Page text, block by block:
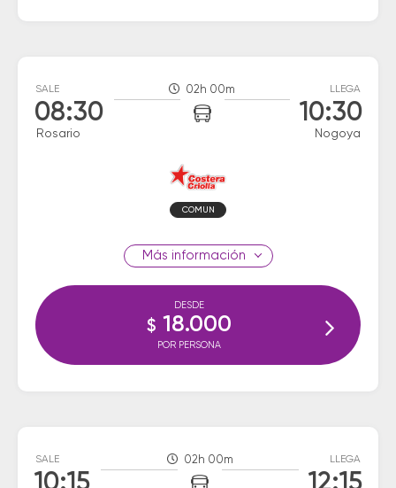
SALE
08:30
Rosario
02h 00m LLEGA
10:30
Nogoya
COMUN
información
DESDE
$ 18.000
POR PERSONA
SALE 02h 00m LLEGA